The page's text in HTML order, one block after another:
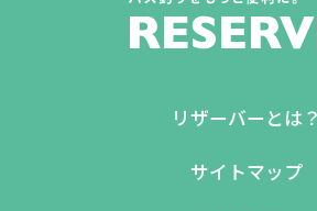
リザーバーとは？
サイトマップ